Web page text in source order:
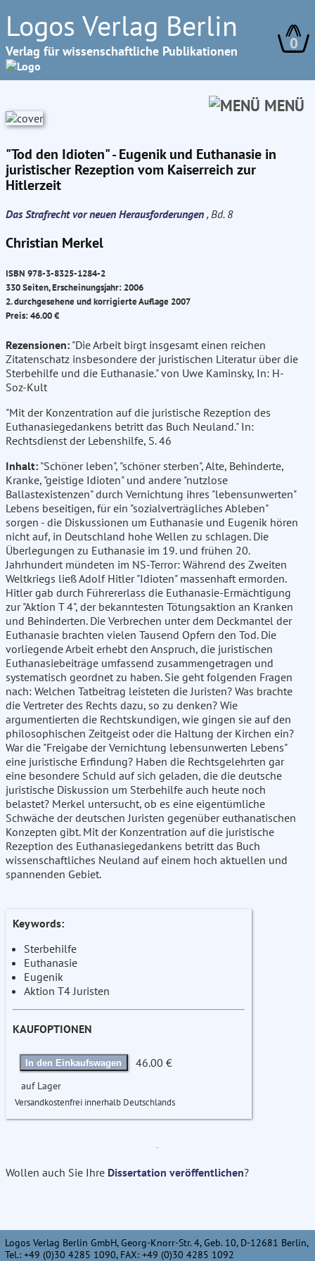
Logos Verlag Berlin
Verlag für wissenschaftliche Publikationen 0
MENÜ
"Tod den Idioten" - Eugenik und Euthanasie in
juristischer Rezeption vom Kaiserreich zur
Hitlerzeit
Das Strafrecht vor neuen Herausforderungen , Bd. 8
Christian Merkel
ISBN 978-3-8325-1284-2
330 Seiten, Erscheinungsjahr: 2006
2. durchgesehene und korrigierte Auflage 2007
Preis: 46.00 €
Rezensionen: "Die Arbeit birgt insgesamt einen reichen
Zitatenschatz insbesondere der juristischen Literatur über die
Sterbehilfe und die Euthanasie." von Uwe Kaminsky, In: H-
Soz-Kult
"Mit der Konzentration auf die juristische Rezeption des
Euthanasiegedankens betritt das Buch Neuland." In:
Rechtsdienst der Lebenshilfe, S. 46
Inhalt: "Schöner leben", "schöner sterben", Alte, Behinderte,
Kranke, "geistige Idioten" und andere "nutzlose
Ballastexistenzen" durch Vernichtung ihres "lebensunwerten"
Lebens beseitigen, für ein "sozialverträgliches Ableben"
sorgen - die Diskussionen um Euthanasie und Eugenik hören
nicht auf, in Deutschland hohe Wellen zu schlagen. Die
Überlegungen zu Euthanasie im 19. und frühen 20.
Jahrhundert mündeten im NS-Terror: Während des Zweiten
Weltkriegs ließ Adolf Hitler "Idioten" massenhaft ermorden.
Hitler gab durch Führererlass die Euthanasie-Ermächtigung
zur "Aktion T 4", der bekanntesten Tötungsaktion an Kranken
und Behinderten. Die Verbrechen unter dem Deckmantel der
Euthanasie brachten vielen Tausend Opfern den Tod. Die
vorliegende Arbeit erhebt den Anspruch, die juristischen
Euthanasiebeiträge umfassend zusammengetragen und
systematisch geordnet zu haben. Sie geht folgenden Fragen
nach: Welchen Tatbeitrag leisteten die Juristen? Was brachte
die Vertreter des Rechts dazu, so zu denken? Wie
argumentierten die Rechtskundigen, wie gingen sie auf den
philosophischen Zeitgeist oder die Haltung der Kirchen ein?
War die "Freigabe der Vernichtung lebensunwerten Lebens"
eine juristische Erfindung? Haben die Rechtsgelehrten gar
eine besondere Schuld auf sich geladen, die die deutsche
juristische Diskussion um Sterbehilfe auch heute noch
belastet? Merkel untersucht, ob es eine eigentümliche
Schwäche der deutschen Juristen gegenüber euthanatischen
Konzepten gibt. Mit der Konzentration auf die juristische
Rezeption des Euthanasiegedankens betritt das Buch
wissenschaftliches Neuland auf einem hoch aktuellen und
spannenden Gebiet.
Keywords:
Sterbehilfe
Euthanasie
Eugenik
Aktion T4 Juristen
KAUFOPTIONEN
In den Einkaufswagen 46.00 €
auf Lager
Versandkostenfrei innerhalb Deutschlands
Wollen auch Sie Ihre Dissertation veröffentlichen?
Logos Verlag Berlin GmbH, Georg-Knorr-Str. 4, Geb. 10, D-12681 Berlin,
Tel.: +49 (0)30 4285 1090, FAX: +49 (0)30 4285 1092